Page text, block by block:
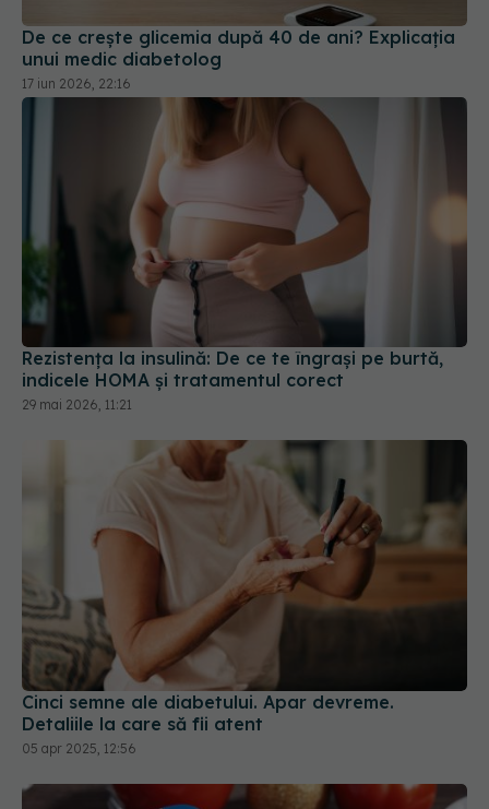
De ce crește glicemia după 40 de ani? Explicația
unui medic diabetolog
17 iun 2026, 22:16
Rezistența la insulină: De ce te îngrași pe burtă,
indicele HOMA și tratamentul corect
29 mai 2026, 11:21
Cinci semne ale diabetului. Apar devreme.
Detaliile la care să fii atent
05 apr 2025, 12:56